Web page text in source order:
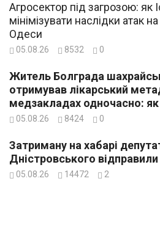
Агросектор під загрозою: як
мінімізувати наслідки атак
Одеси
05.08.26 8532 0
Житель Болграда
отримував лікарський
медзакладах одночасно:
05.08.26 8424 0
Затриману на хабарі
Дністровського
05.08.26 14472 2